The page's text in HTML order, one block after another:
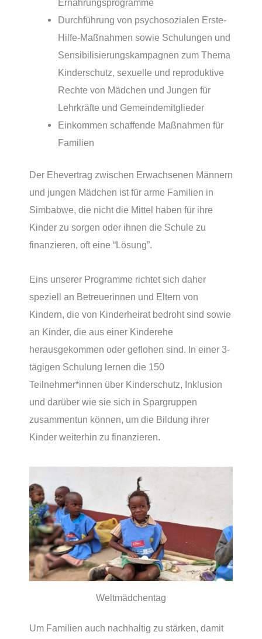
Ernährungsprogramme
Durchführung von psychosozialen Erste-
Hilfe-Maßnahmen sowie Schulungen und
Sensibilisierungskampagnen zum Thema
Kinderschutz, sexuelle und reproduktive
Rechte von Mädchen und Jungen für
Lehrkräfte und Gemeindemitglieder
Einkommen schaffende Maßnahmen für
Familien
Der Ehevertrag zwischen Erwachsenen Männern
und jungen Mädchen ist für arme Familien in
Simbabwe, die nicht die Mittel haben für ihre
Kinder zu sorgen oder ihnen die Schule zu
finanzieren, oft eine “Lösung”.
Eins unserer Programme richtet sich daher
speziell an Betreuerinnen und Eltern von
Kindern, die von Kinderheirat bedroht sind sowie
an Kinder, die aus einer Kinderehe
herausgekommen oder geflohen sind. In einer 3-
tägigen Schulung lernen die 150
Teilnehmer*innen über Kinderschutz, Inklusion
und darüber wie sie sich in Spargruppen
zusammentun können, um die Bildung ihrer
Kinder weiterhin zu finanzieren.
Weltmädchentag
Um Familien auch nachhaltig zu stärken, damit